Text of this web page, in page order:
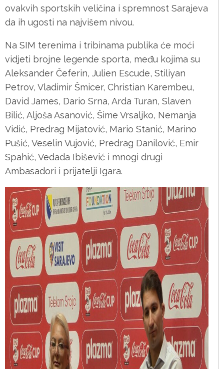
ovakvih sportskih veličina i spremnost Sarajeva
da ih ugosti na najvišem nivou.
Na SIM terenima i tribinama publika će moći
vidjeti brojne legende sporta, među kojima su
Aleksander Čeferin, Julien Escude, Stiliyan
Petrov, Vladimir Šmicer, Christian Karembeu,
David James, Dario Srna, Arda Turan, Slaven
Bilić, Aljoša Asanović, Šime Vrsaljko, Nemanja
Vidić, Predrag Mijatović, Mario Stanić, Marino
Pušić, Veselin Vujović, Predrag Danilović, Emir
Spahić, Vedada Ibišević i mnogi drugi
Ambasadori i prijatelji Igara.